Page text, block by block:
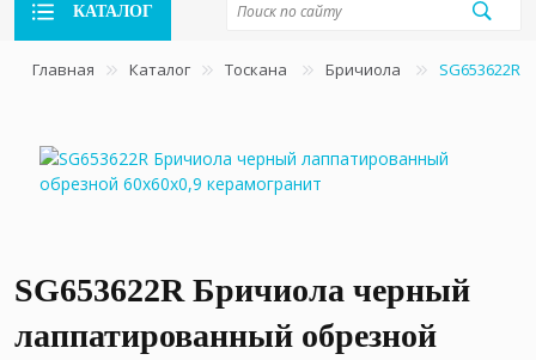
КАТАЛОГ
Главная Каталог Тоскана Бричиола
SG653622R Бричиола черный
лаппатированный обрезной